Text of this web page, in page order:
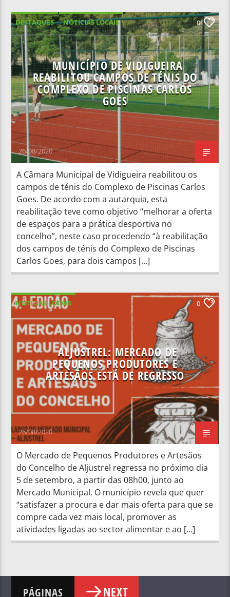
DESTAQUES NOTÍCIAS LOCAIS 0
MUNICÍPIO DE VIDIGUEIRA
REABILITOU CAMPOS DE TÉNIS DO
COMPLEXO DE PISCINAS CARLOS
GOES
26/08/2020
A Câmara Municipal de Vidigueira reabilitou os
campos de ténis do Complexo de Piscinas Carlos
Goes. De acordo com a autarquia, esta
reabilitação teve como objetivo “melhorar a oferta
de espaços para a prática desportiva no
concelho”, neste caso procedendo “à reabilitação
dos campos de ténis do Complexo de Piscinas
Carlos Goes, para dois campos […]
NOTÍCIAS LOCAIS 0
ALJUSTREL: MERCADO DE
PEQUENOS PRODUTORES E
ARTESÃOS ESTÁ DE REGRESSO
26/08/2020
O Mercado de Pequenos Produtores e Artesãos
do Concelho de Aljustrel regressa no próximo dia
5 de setembro, a partir das 08h00, junto ao
Mercado Municipal. O município revela que quer
“satisfazer a procura e dar mais oferta para que se
compre cada vez mais local, promover as
atividades ligadas ao sector alimentar e ao […]
PÁGINAS NEXT